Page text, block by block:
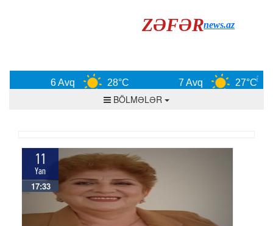
ZƏFƏRnews.az
6 Avq 28°C 7 Avq 27°C
BÖLMƏLƏR
11
Yan
17:33